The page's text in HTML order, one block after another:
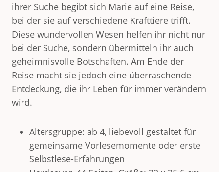
ihrer Suche begibt sich Marie auf eine Reise,
bei der sie auf verschiedene Krafttiere trifft.
Diese wundervollen Wesen helfen ihr nicht nur
bei der Suche, sondern übermitteln ihr auch
geheimnisvolle Botschaften. Am Ende der
Reise macht sie jedoch eine überraschende
Entdeckung, die ihr Leben für immer verändern
wird.
Altersgruppe: ab 4, liebevoll gestaltet für
gemeinsame Vorlesemomente oder erste
Selbstlese-Erfahrungen